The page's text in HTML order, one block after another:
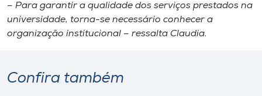
– Para garantir a qualidade dos serviços prestados na
universidade, torna-se necessário conhecer a
organização institucional – ressalta Claudia.
Confira também